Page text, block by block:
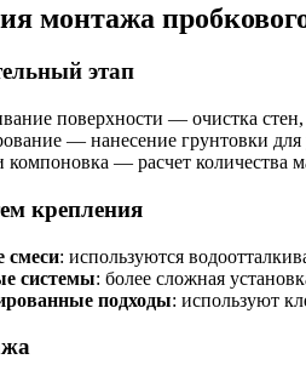
монтажа
этап
поверхности — очистка
— нанесение грунтовки для
— расчет количества
крепления
смеси: используются
системы: более сложная
подходы: используют